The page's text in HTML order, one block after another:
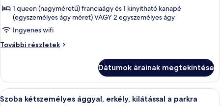
megtekintése:
Szoba
kétszemélyes
ággyal,
a
tóra
1 queen (nagyméretű) franciaágy és 1 kinyitható kanapé
(egyszemélyes ágy méret) VAGY 2 egyszemélyes ágy
Ingyenes wifi
További részletek
Szoba
kilátással
tóra
Dátumok árainak megtekintése
A
Egy modern szállodai szoba,
4
Szoba kétszemélyes ággyal, erkély, kilátással a parkra